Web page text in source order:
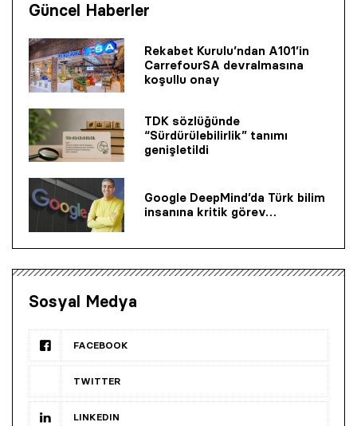
Güncel Haberler
Rekabet Kurulu’ndan A101’in
CarrefourSA devralmasına
koşullu onay
TDK sözlüğünde
“Sürdürülebilirlik” tanımı
genişletildi
Google DeepMind’da Türk bilim
insanına kritik görev…
Sosyal Medya
FACEBOOK
TWITTER
LINKEDIN